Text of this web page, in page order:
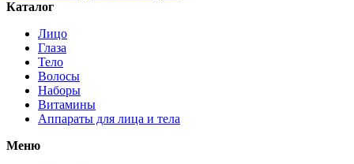
Каталог
Лицо
Глаза
Тело
Волосы
Наборы
Витамины
Аппараты для лица и тела
Меню